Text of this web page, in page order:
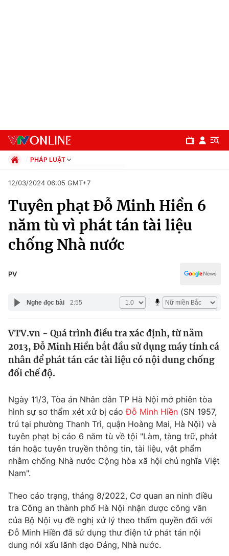
Chuyên mục
Chính trị
Thế giới
Tin tức
Câu chuyện quốc tế
Tài chính
Thị trường
Góc doanh nghiệp
Dữ liệu và đời sống
Truyền hình
Phim VTV
Nhân vật
Khán giả
Giải sao mai
Giải trí
Điện ảnh
Âm nhạc
Sao
Đời sống
Du lịch
Làm đẹp
Giáo dục
Tuyển sinh
PHÁP LUẬT
Xã hội
Pháp luật
Kinh tế
Thể thao
Truyền hình
Văn hóa - Giải trí
Giáo dục
12/03/2024 06:05 GMT+7
Tuyên phạt Đỗ Minh Hiền 6
năm tù vì phát tán tài liệu
chống Nhà nước
PV
Nghe đọc bài 2:55
VTV.vn - Quá trình điều tra xác định, từ năm
2013, Đỗ Minh Hiền bắt đầu sử dụng máy tính cá
nhân để phát tán các tài liệu có nội dung chống
đối chế độ.
Ngày 11/3, Tòa án Nhân dân TP Hà Nội mở phiên tòa
hình sự sơ thẩm xét xử bị cáoĐỗ Minh Hiền (SN 1957,
trú tại phường Thanh Trì, quận Hoàng Mai, Hà Nội) và
tuyên phạt bị cáo 6 năm tù về tội "Làm, tàng trữ, phát
tán hoặc tuyên truyền thông tin, tài liệu, vật phẩm
nhằm chống Nhà nước Cộng hòa xã hội chủ nghĩa Việt
Nam".
Theo cáo trạng, tháng 8/2022, Cơ quan an ninh điều
tra Công an thành phố Hà Nội nhận được công văn
của Bộ Nội vụ đề nghị xử lý theo thẩm quyền đối với
Đỗ Minh Hiền đã sử dụng thư điện tử phát tán nội
dung nói xấu lãnh đạo Đảng, Nhà nước.